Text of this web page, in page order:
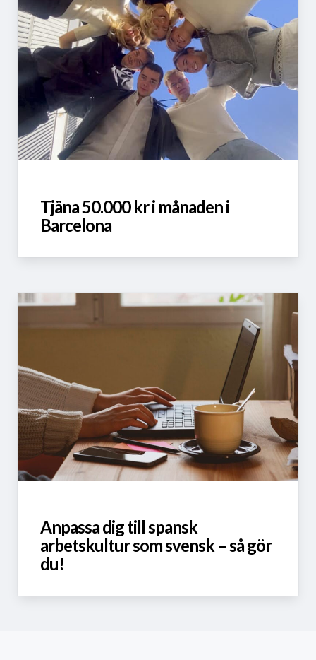
Tjäna 50.000 kr i månaden i
Barcelona
Anpassa dig till spansk
arbetskultur som svensk – så gör
du!